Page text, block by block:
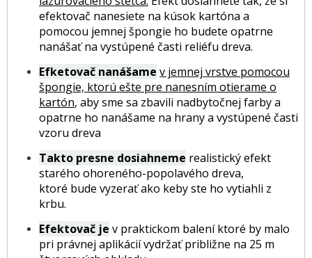
efektovač nanesiete na kúsok kartóna a
pomocou jemnej špongie ho budete opatrne
nanášať na vystúpené časti reliéfu dreva.
Efketovač nanášame v jemnej vrstve pomocou
špongie, ktorú ešte pre nanesním otierame o
kartón, aby sme sa zbavili nadbytočnej farby a
opatrne ho nanášame na hrany a vystúpené časti
vzoru dreva
Takto presne dosiahneme realistický efekt
starého ohoreného-popolavého dreva,
ktoré bude vyzerať ako keby ste ho vytiahli z
krbu.
Efektovač je v praktickom balení ktoré by malo
pri právnej aplikácií vydržať približne na 25 m